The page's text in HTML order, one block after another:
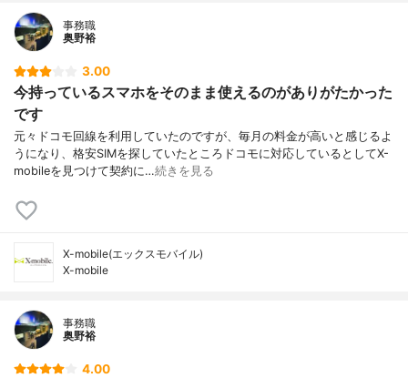
事務職
奥野裕
3.00
今持っているスマホをそのまま使えるのがありがたかった
です
元々ドコモ回線を利用していたのですが、毎月の料金が高いと感じるよ
うになり、格安SIMを探していたところドコモに対応しているとしてX-
mobileを見つけて契約に…続きを見る
X-mobile(エックスモバイル)
X-mobile
事務職
奥野裕
4.00